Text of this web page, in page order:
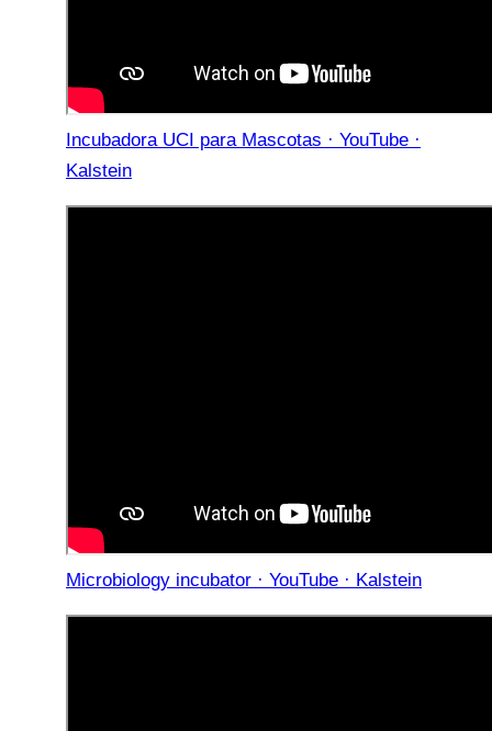
Incubadora UCI para Mascotas · YouTube ·
Kalstein
Microbiology incubator · YouTube · Kalstein